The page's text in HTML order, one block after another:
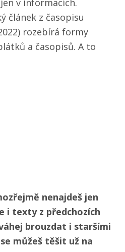
článek z časopisu
rozebírá formy
a časopisů. A to
nenajdeš jen
i texty z předchozích
brouzdat i staršími
můžeš těšit už na